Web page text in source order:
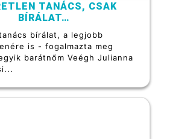
TANÁCS, CSAK
BÍRÁLAT…
bírálat, a legjobb
is - fogalmazta meg
barátnőm Veégh Julianna